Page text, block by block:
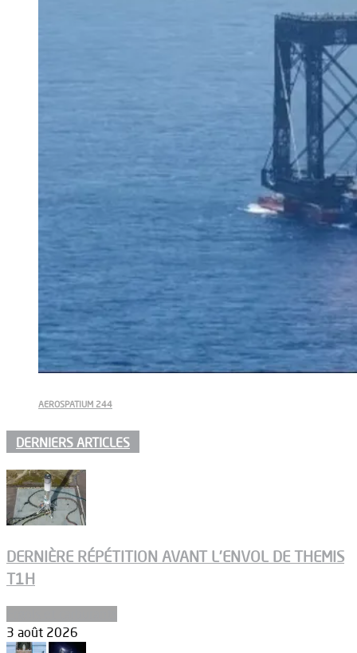
AEROSPATIUM 244
DERNIERS ARTICLES
DERNIÈRE RÉPÉTITION AVANT L’ENVOL DE THEMIS
T1H
3 août 2026